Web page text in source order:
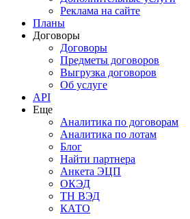
Реклама на сайте
Планы
Договоры
Договоры
Предметы договоров
Выгрузка договоров
Об услуге
API
Еще
Аналитика по договорам
Аналитика по лотам
Блог
Найти партнера
Анкета ЭЦП
ОКЭД
ТН ВЭД
КАТО